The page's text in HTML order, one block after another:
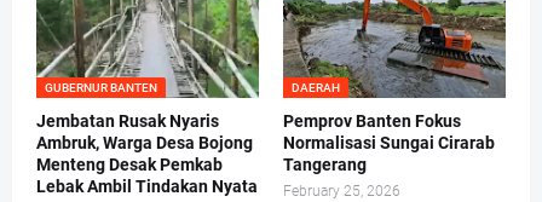
GUBERNUR BANTEN
Jembatan Rusak Nyaris
Ambruk, Warga Desa Bojong
Menteng Desak Pemkab
Lebak Ambil Tindakan Nyata
DAERAH
Pemprov Banten Fokus
Normalisasi Sungai Cirarab
Tangerang
February 25, 2026